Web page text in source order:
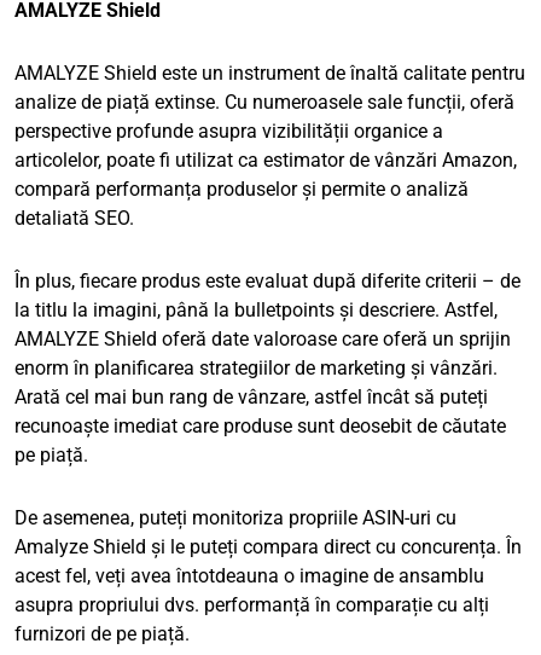
AMALYZE Shield
AMALYZE Shield este un instrument de înaltă calitate pentru
analize de piață extinse. Cu numeroasele sale funcții, oferă
perspective profunde asupra vizibilității organice a
articolelor, poate fi utilizat ca estimator de vânzări Amazon,
compară performanța produselor și permite o analiză
detaliată SEO.
În plus, fiecare produs este evaluat după diferite criterii – de
la titlu la imagini, până la bulletpoints și descriere. Astfel,
AMALYZE Shield oferă date valoroase care oferă un sprijin
enorm în planificarea strategiilor de marketing și vânzări.
Arată cel mai bun rang de vânzare, astfel încât să puteți
recunoaște imediat care produse sunt deosebit de căutate
pe piață.
De asemenea, puteți monitoriza propriile ASIN-uri cu
Amalyze Shield și le puteți compara direct cu concurența. În
acest fel, veți avea întotdeauna o imagine de ansamblu
asupra propriului dvs. performanță în comparație cu alți
furnizori de pe piață.